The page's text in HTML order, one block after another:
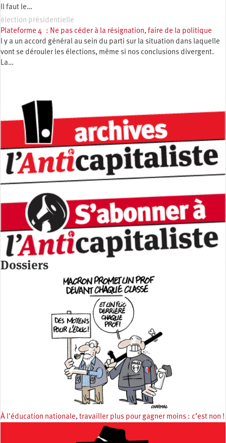
Il faut le…
élection présidentielle
Plateforme 4 : Ne pas céder à la résignation, faire de la politique
l y a un accord général au sein du parti sur la situation dans laquelle
vont se dérouler les élections, même si nos conclusions divergent.
La…
Dossiers
À l'éducation nationale, travailler plus pour gagner moins : c’est non !